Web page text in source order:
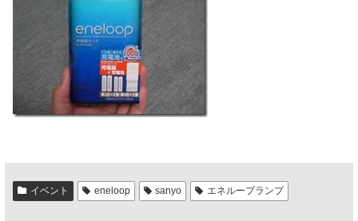
イベント eneloop sanyo エネループランプ